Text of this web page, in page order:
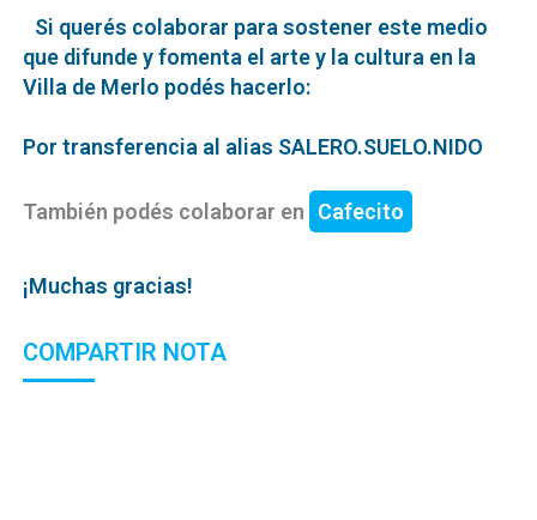
Si querés colaborar para sostener este medio
que difunde y fomenta el arte y la cultura en la
Villa de Merlo podés hacerlo:
Por transferencia al alias SALERO.SUELO.NIDO
También podés colaborar en Cafecito
¡Muchas gracias!
COMPARTIR NOTA